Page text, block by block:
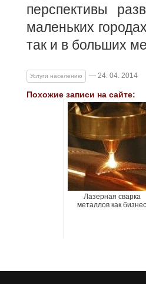
перспективы
маленьких
так и в больших
Услуги населению — 24. 04. 2014
Похожие записи на сайте:
Лазерная сварка
металлов как бизнес